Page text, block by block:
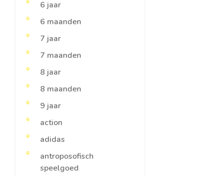
6 jaar
6 maanden
7 jaar
7 maanden
8 jaar
8 maanden
9 jaar
action
adidas
antroposofisch
speelgoed